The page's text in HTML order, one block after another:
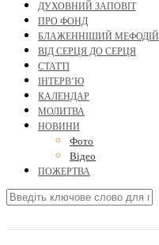
ДУХОВНИЙ ЗАПОВІТ
ПРО ФОНД
БЛАЖЕННІШИЙ МЕФОДІЙ
ВІД СЕРЦЯ ДО СЕРЦЯ
СТАТТІ
ІНТЕРВ’Ю
КАЛЕНДАР
МОЛИТВА
НОВИНИ
Фото
Відео
ПОЖЕРТВА